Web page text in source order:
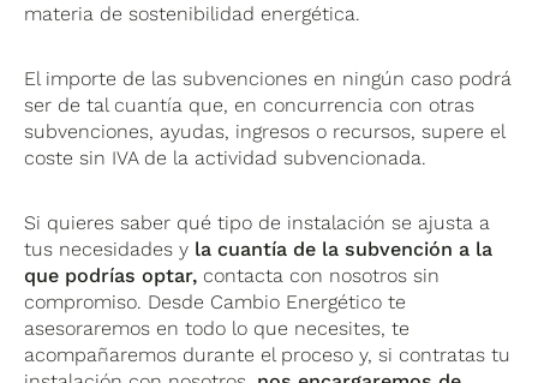
materia de sostenibilidad energética.
El importe de las subvenciones en ningún caso podrá
ser de tal cuantía que, en concurrencia con otras
subvenciones, ayudas, ingresos o recursos, supere el
coste sin IVA de la actividad subvencionada.
Si quieres saber qué tipo de instalación se ajusta a
tus necesidades y la cuantía de la subvención a la
que podrías optar, contacta con nosotros sin
compromiso. Desde Cambio Energético te
asesoraremos en todo lo que necesites, te
acompañaremos durante el proceso y, si contratas tu